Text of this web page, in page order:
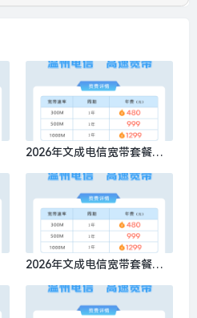
2026年文成电信宽带套餐资
2026年文成电信宽带套餐推